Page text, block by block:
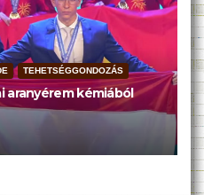
TEHETSÉGGONDOZÁS
aranyérem kémiából